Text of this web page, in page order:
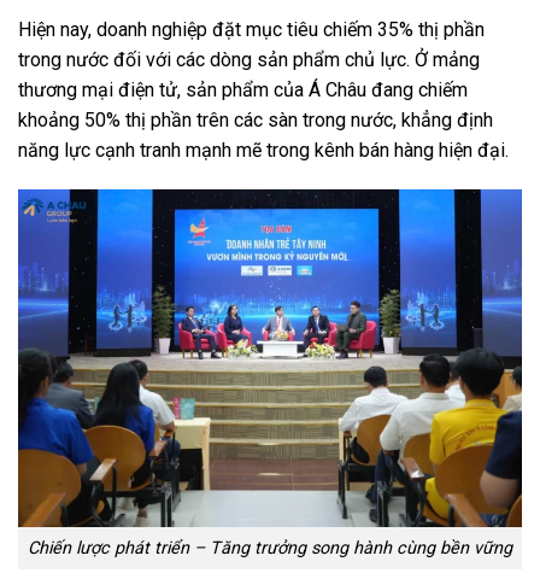
Hiện nay, doanh nghiệp đặt mục tiêu chiếm 35% thị phần
trong nước đối với các dòng sản phẩm chủ lực. Ở mảng
thương mại điện tử, sản phẩm của Á Châu đang chiếm
khoảng 50% thị phần trên các sàn trong nước, khẳng định
năng lực cạnh tranh mạnh mẽ trong kênh bán hàng hiện đại.
Chiến lược phát triển – Tăng trưởng song hành cùng bền vững